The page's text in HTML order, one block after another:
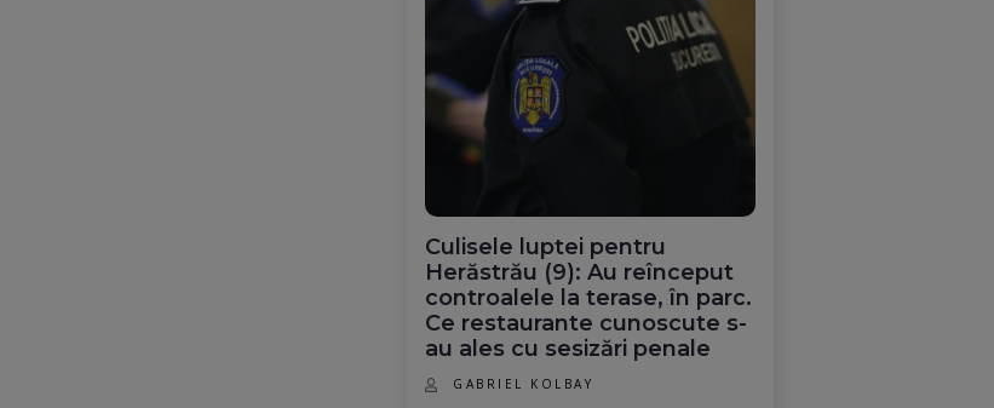
Culisele luptei pentru
Herăstrău (9): Au reînceput
controalele la terase, în parc.
Ce restaurante cunoscute s-
au ales cu sesizări penale
GABRIEL KOLBAY